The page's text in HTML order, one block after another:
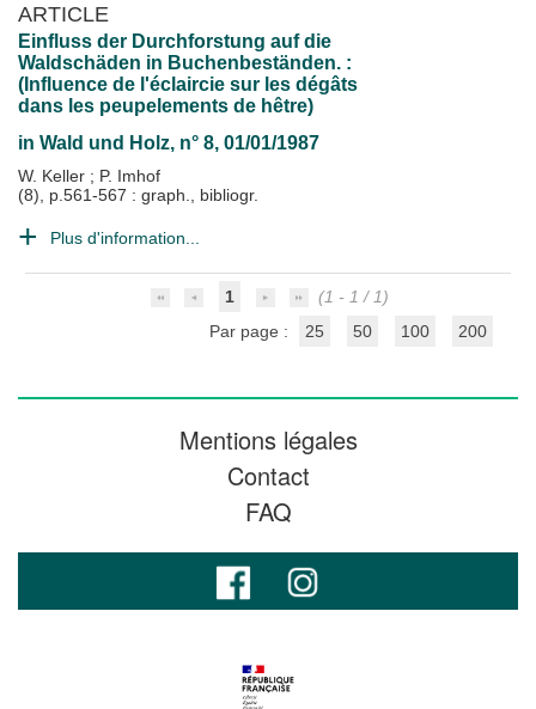
ARTICLE
Einfluss der Durchforstung auf die
Waldschäden in Buchenbeständen. :
(Influence de l'éclaircie sur les dégâts
dans les peupelements de hêtre)
in Wald und Holz, n° 8, 01/01/1987
W. Keller ; P. Imhof
(8), p.561-567 : graph., bibliogr.
Plus d'information...
1
(1 - 1 / 1)
Par page :
25 50 100 200
Mentions légales
Contact
FAQ